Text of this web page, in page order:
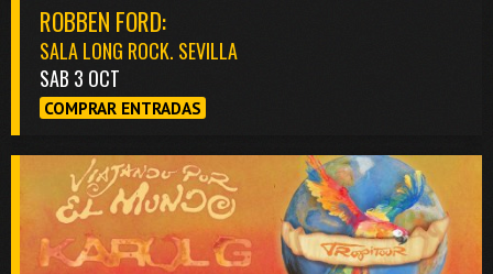
ROBBEN FORD:
SALA LONG ROCK. SEVILLA
SAB 3 OCT
COMPRAR ENTRADAS